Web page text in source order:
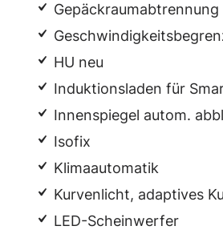
Gepäckraumabtrennung
HU neu
Induktionsladen für
Innenspiegel autom.
Isofix
Klimaautomatik
Kurvenlicht, adaptives
LED-Scheinwerfer